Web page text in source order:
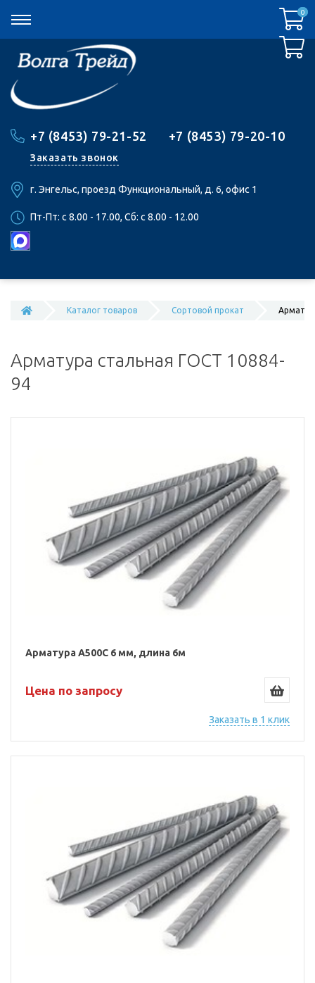
+7 (8453) 79-21-52 +7 (8453) 79-20-10
Заказать звонок
г. Энгельс, проезд Функциональный, д. 6, офис 1
Пт-Пт: c 8.00 - 17.00, Сб: c 8.00 - 12.00
0
0
Каталог товаров Сортовой прокат
Арматура стальная ГОСТ 10884-
94
Арматура А500С 6 мм, длина 6м
Цена по запросу
Заказать в 1 клик